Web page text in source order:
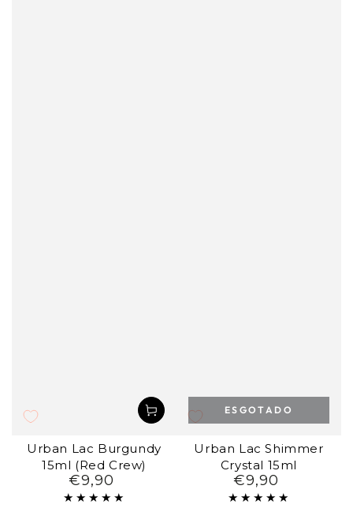
Urban Lac Burgundy
15ml (Red Crew)
Preço
regular
€9,90
Urban Lac Shimmer
Crystal 15ml
Preço
regular
€9,90
ESGOTADO